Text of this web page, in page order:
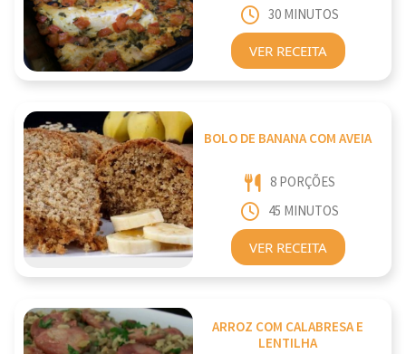
30 MINUTOS
VER RECEITA
BOLO DE BANANA COM AVEIA
8 PORÇÕES
45 MINUTOS
VER RECEITA
ARROZ COM CALABRESA E
LENTILHA